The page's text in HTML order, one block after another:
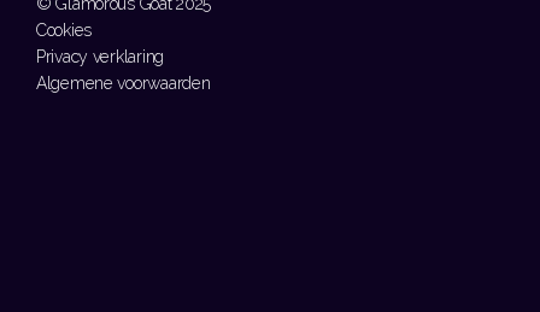
Cookies
Privacy verklaring
Algemene voorwaarden